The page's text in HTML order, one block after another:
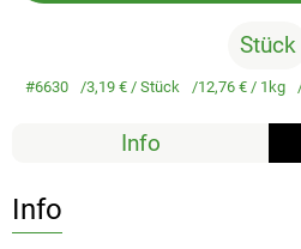
Stück
#6630 3,19 € / Stück 12,76 € / 1kg
Info
Info